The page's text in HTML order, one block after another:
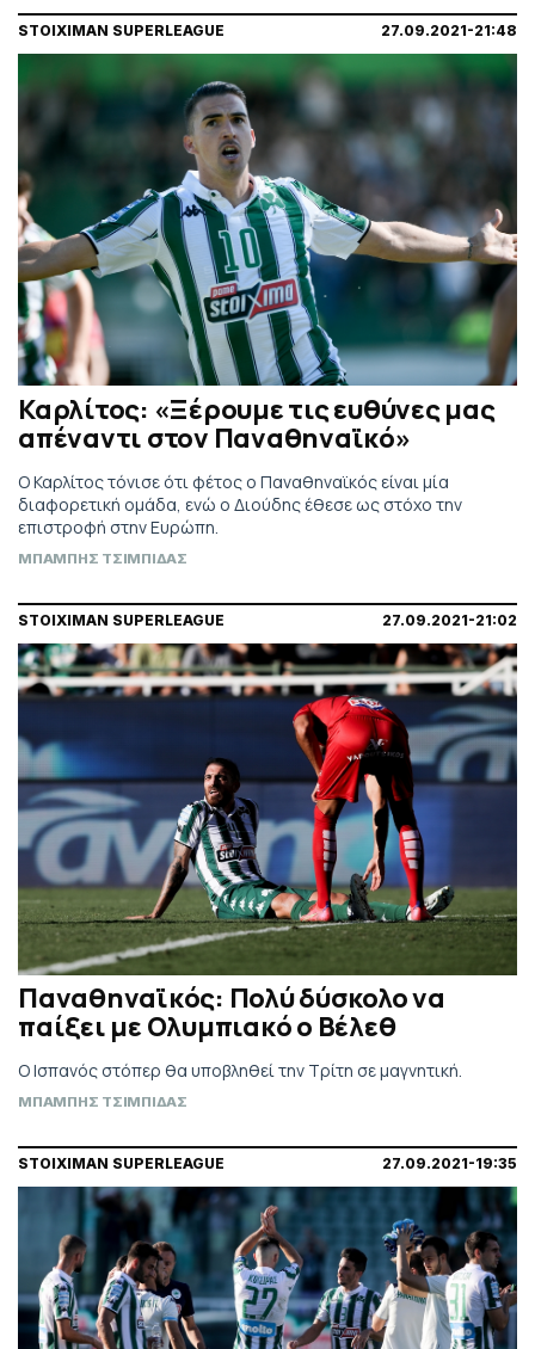
STOIXIMAN SUPERLEAGUE 27.09.2021-21:48
Καρλίτος: «Ξέρουμε τις ευθύνες μας
απέναντι στον Παναθηναϊκό»
Ο Καρλίτος τόνισε ότι φέτος ο Παναθηναϊκός είναι μία
διαφορετική ομάδα, ενώ ο Διούδης έθεσε ως στόχο την
επιστροφή στην Ευρώπη.
ΜΠΑΜΠΗΣ ΤΣΙΜΠΙΔΑΣ
STOIXIMAN SUPERLEAGUE 27.09.2021-21:02
Παναθηναϊκός: Πολύ δύσκολο να
παίξει με Ολυμπιακό ο Βέλεθ
Ο Ισπανός στόπερ θα υποβληθεί την Τρίτη σε μαγνητική.
ΜΠΑΜΠΗΣ ΤΣΙΜΠΙΔΑΣ
STOIXIMAN SUPERLEAGUE 27.09.2021-19:35